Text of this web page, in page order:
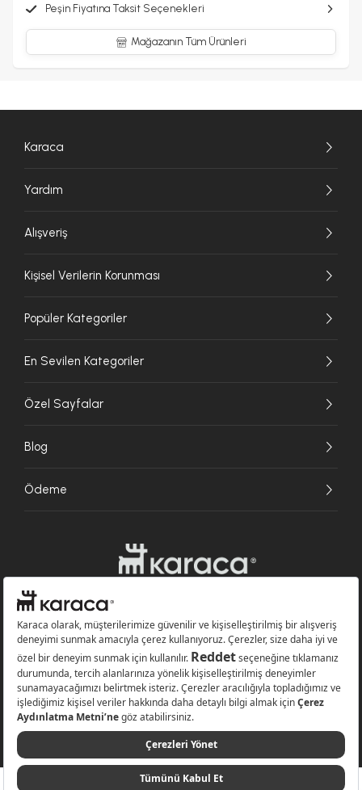
Peşin Fiyatına Taksit Seçenekleri
Mağazanın Tüm Ürünleri
Karaca
Yardım
Alışveriş
Kişisel Verilerin Korunması
Popüler Kategoriler
En Sevilen Kategoriler
Özel Sayfalar
Blog
Ödeme
Websitesinde kullanılan bazı görseller yapay zekâ (AI) ile üretilmiştir.
Karaca.com © 2026 - Karaca Züccaciye A.Ş. Tüm hakları saklıdır.